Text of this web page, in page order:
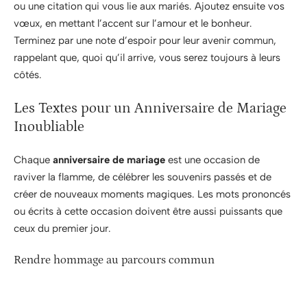
ou une citation qui vous lie aux mariés. Ajoutez ensuite vos
vœux, en mettant l’accent sur l’amour et le bonheur.
Terminez par une note d’espoir pour leur avenir commun,
rappelant que, quoi qu’il arrive, vous serez toujours à leurs
côtés.
Les Textes pour un Anniversaire de Mariage
Inoubliable
Chaque anniversaire de mariage est une occasion de
raviver la flamme, de célébrer les souvenirs passés et de
créer de nouveaux moments magiques. Les mots prononcés
ou écrits à cette occasion doivent être aussi puissants que
ceux du premier jour.
Rendre hommage au parcours commun